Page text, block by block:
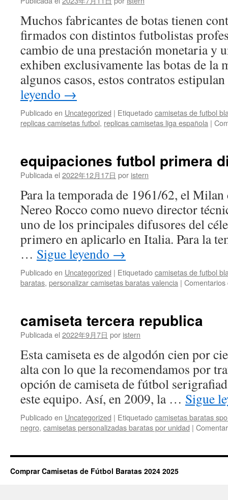
Muchos fabricantes de botas tienen
firmados con distintos futbolistas
cambio de una prestación monetaria y
exhiben exclusivamente las botas de la
algunos casos, estos contratos
leyendo →
Publicado en Uncategorized | Etiquetadocamisetas de futbol
replicas camisetas futbol, replicas camisetas liga española |
equipaciones futbol primera
Publicada el 2022年12月17日 por istern
Para la temporada de 1961/62, el
Nereo Rocco como nuevo director
uno de los principales difusores del
primero en aplicarlo en Italia. Para la
… Sigue leyendo →
Publicado en Uncategorized | Etiquetadocamisetas de futbol
baratas, personalizar camisetas baratas valencia |
camiseta tercera republica
Publicada el 2022年9月7日 por istern
Esta camiseta es de algodón cien por
alta con lo que la recomendamos por
opción de camiseta de fútbol
este equipo. Así, en 2009, la … Sigue
Publicado en Uncategorized | Etiquetadocamisetas baratas
negro, camisetas personalizadas baratas por unidad |
Comprar Camisetas de Fútbol Baratas 2024 2025